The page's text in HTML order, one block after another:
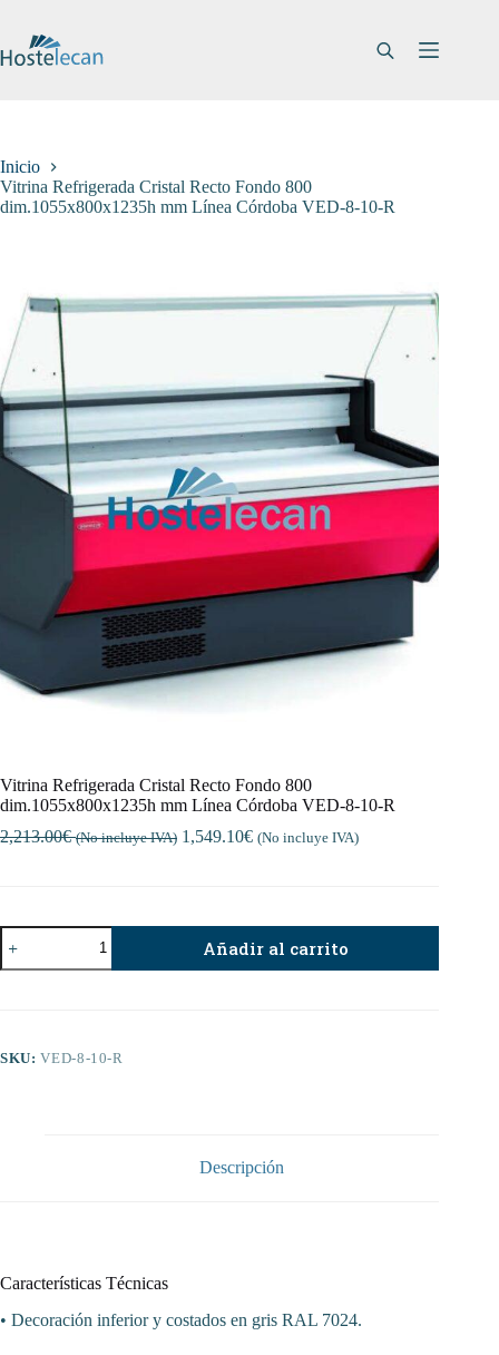
contenido
Inicio
Vitrina Refrigerada Cristal Recto Fondo 800
dim.1055x800x1235h mm Línea Córdoba VED-8-10-R
Vitrina Refrigerada Cristal Recto Fondo 800
dim.1055x800x1235h mm Línea Córdoba VED-8-10-R
2,213.00€ (No incluye IVA) 1,549.10€ (No incluye IVA)
Vitrina
Refrigerada
Cristal
mm
Añadir al carrito
SKU:VED-8-10-R
Descripción
Características Técnicas
• Decoración inferior y costados en gris RAL 7024.